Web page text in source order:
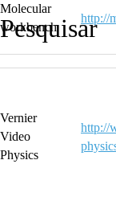
Molecular
workbench
http://
Vernier
Video
Physics
http://